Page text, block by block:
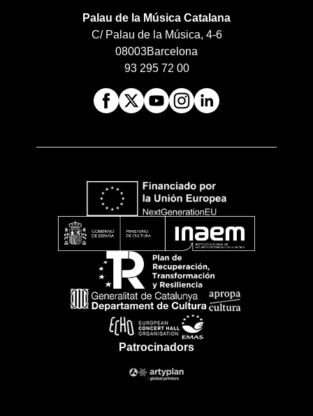
Palau de la Música Catalana
C/ Palau de la Música, 4-6
08003Barcelona
93 295 72 00
Patrocinadors